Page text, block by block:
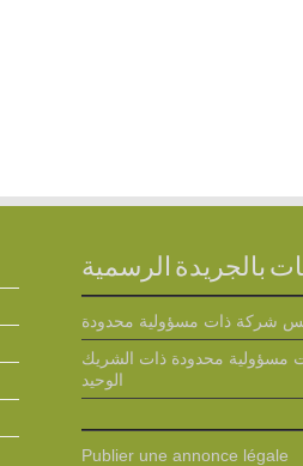
بالجريدة الرسمية
شركة ذات مسؤولية محدودة
محدودة ذات الشريك
الوحيد
Publier une annonce légale